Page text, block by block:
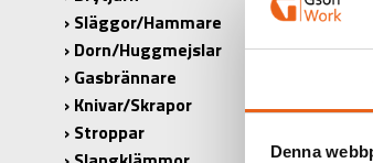
Denna
Släggor/Hammare
Dorn/Huggmejslar
Gasbrännare
Knivar/Skrapor
Stroppar